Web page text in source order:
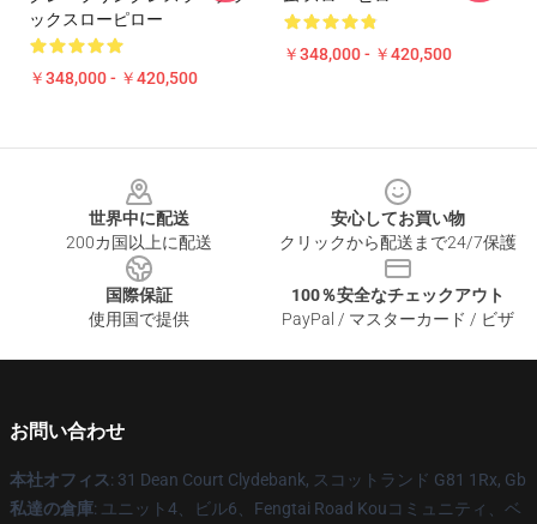
ックスローピロー
￥348,000 - ￥420,500
￥348,000 - ￥420,500
世界中に配送
200カ国以上に配送
安心してお買い物
クリックから配送まで24/7保護
国際保証
使用国で提供
100％安全なチェックアウト
PayPal / マスターカード / ビザ
お問い合わせ
本社オフィス: 31 Dean Court Clydebank, スコットランド G81 1Rx, Gb
私達の倉庫: ユニット4、ビル6、Fengtai Road Kouコミュニティ、ベ